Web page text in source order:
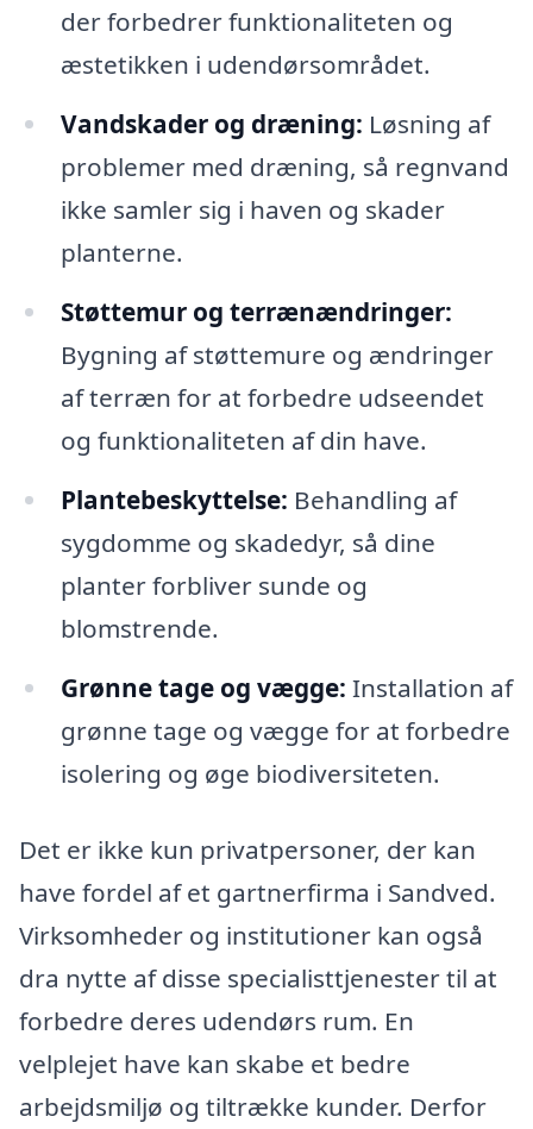
der forbedrer funktionaliteten og
æstetikken i udendørsområdet.
Vandskader og dræning: Løsning af
problemer med dræning, så regnvand
ikke samler sig i haven og skader
planterne.
Støttemur og terrænændringer:
Bygning af støttemure og ændringer
af terræn for at forbedre udseendet
og funktionaliteten af din have.
Plantebeskyttelse: Behandling af
sygdomme og skadedyr, så dine
planter forbliver sunde og
blomstrende.
Grønne tage og vægge: Installation af
grønne tage og vægge for at forbedre
isolering og øge biodiversiteten.
Det er ikke kun privatpersoner, der kan
have fordel af et gartnerfirma i Sandved.
Virksomheder og institutioner kan også
dra nytte af disse specialisttjenester til at
forbedre deres udendørs rum. En
velplejet have kan skabe et bedre
arbejdsmiljø og tiltrække kunder. Derfor